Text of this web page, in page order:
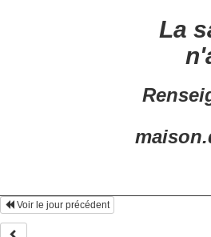
La
Voir le jour précédent